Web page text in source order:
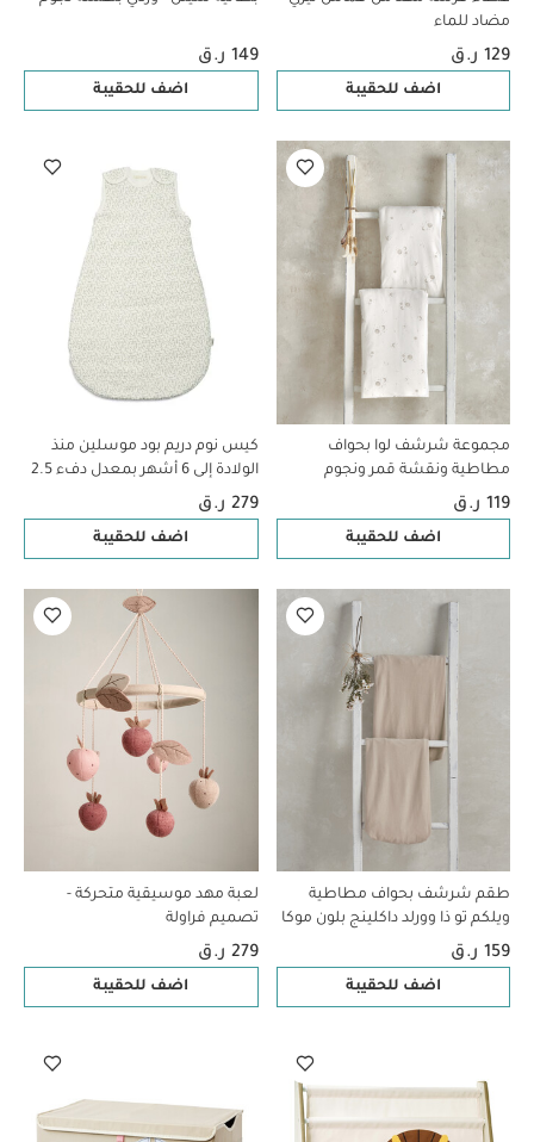
مضاد للماء
129 ر.ق
اضف للحقيبة
149 ر.ق
اضف للحقيبة
مجموعة شرشف لوا بحواف
مطاطية ونقشة قمر ونجوم
(قطعتين)
119 ر.ق
اضف للحقيبة
كيس نوم دريم بود موسلين منذ
الولادة إلى 6 أشهر بمعدل دفء 2.5
- نقشة أوراق شجر
279 ر.ق
اضف للحقيبة
طقم شرشف بحواف مطاطية
ويلكم تو ذا وورلد داكلينج بلون موكا
- قطعتان
159 ر.ق
اضف للحقيبة
لعبة مهد موسيقية متحركة -
تصميم فراولة
279 ر.ق
اضف للحقيبة